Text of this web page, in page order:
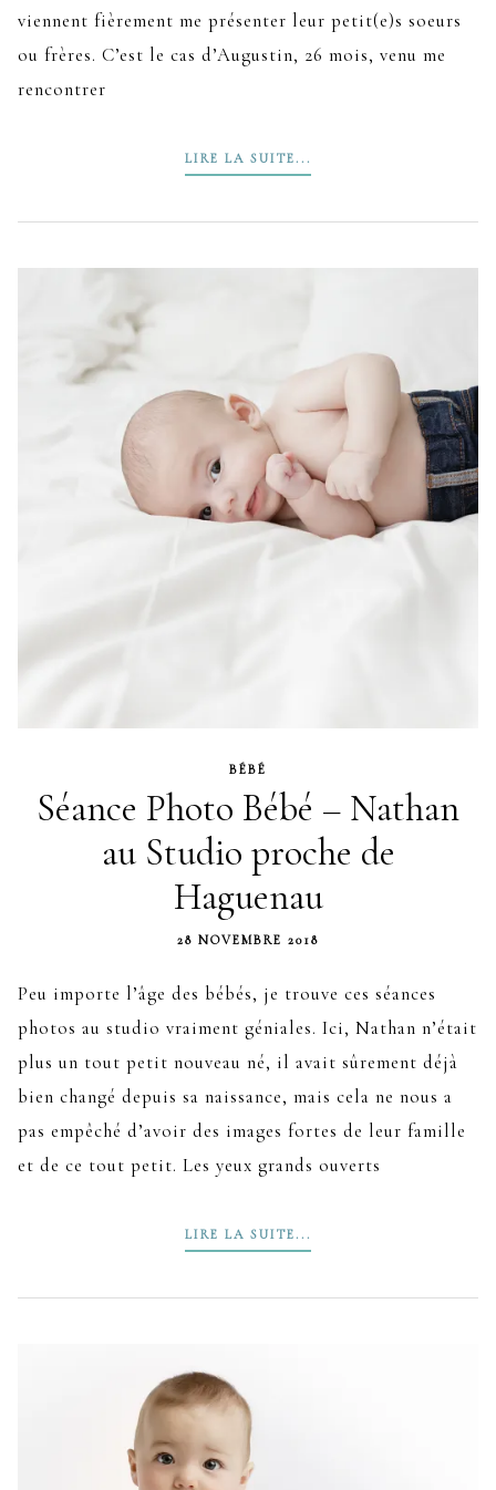
viennent fièrement me présenter leur petit(e)s soeurs
ou frères. C’est le cas d’Augustin, 26 mois, venu me
rencontrer
LIRE LA SUITE...
BÉBÉ
Séance Photo Bébé – Nathan
au Studio proche de
Haguenau
28 NOVEMBRE 2018
Peu importe l’âge des bébés, je trouve ces séances
photos au studio vraiment géniales. Ici, Nathan n’était
plus un tout petit nouveau né, il avait sûrement déjà
bien changé depuis sa naissance, mais cela ne nous a
pas empêché d’avoir des images fortes de leur famille
et de ce tout petit. Les yeux grands ouverts
LIRE LA SUITE...